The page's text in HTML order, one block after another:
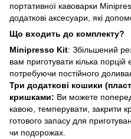
портативної кавоварки
додаткові аксесуари, які
Що входить до комплекту?
Minipresso Kit: Збільшений
вам приготувати кілька
потребуючи постійного
Три додаткові кошики
кришками: Ви можете
кавою, темперувати, закрити
готового запасу для
чи подорожах.